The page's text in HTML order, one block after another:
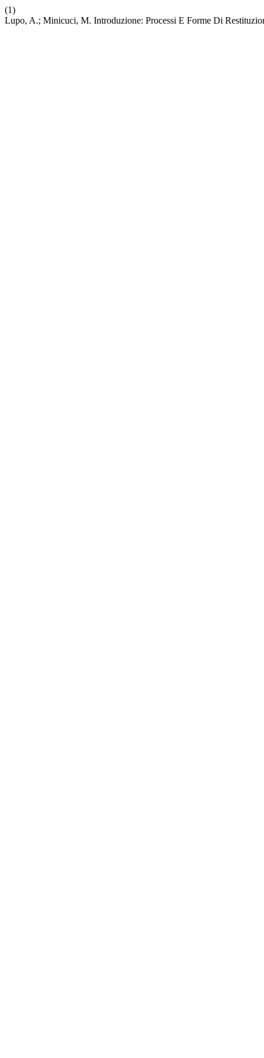
(1)
Lupo, A.; Minicuci, M. Introduzione: Processi E Forme Di